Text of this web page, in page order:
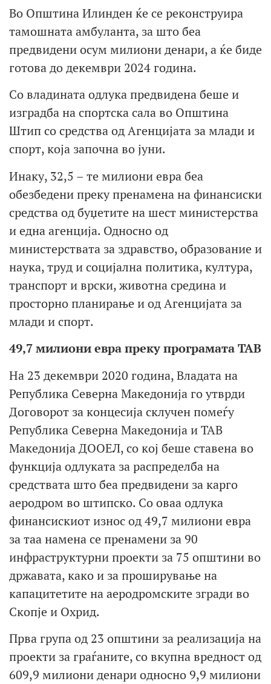
Во Општина Илинден ќе се реконструира
тамошната амбуланта, за што беа
предвидени осум милиони денари, а ќе биде
готова до декември 2024 година.
Со владината одлука предвидена беше и
изградба на спортска сала во Општина
Штип со средства од Агенцијата за млади и
спорт, која започна во јуни.
Инаку, 32,5 – те милиони евра беа
обезбедени преку пренамена на финансиски
средства од буџетите на шест министерства
и една агенција. Односно од
министерствата за здравство, образование и
наука, труд и социјална политика, култура,
транспорт и врски, животна средина и
просторно планирање и од Агенцијата за
млади и спорт.
49,7 милиони евра преку програмата ТАВ
На 23 декември 2020 година, Владата на
Република Северна Македонија го утврди
Договорот за концесија склучен помеѓу
Република Северна Македонија и ТАВ
Македонија ДООЕЛ, со кој беше ставена во
функција одлуката за распределба на
средствата што беа предвидени за карго
аеродром во штипско. Со оваа одлука
финансискиот износ од 49,7 милиони евра
за таа намена се пренамени за 90
инфраструктурни проекти за 75 општини во
државата, како и за проширување на
капацитетите на аеродромските згради во
Скопје и Охрид.
Прва група од 23 општини за реализација на
проекти за граѓаните, со вкупна вредност од
609,9 милиони денари односно 9,9 милиони